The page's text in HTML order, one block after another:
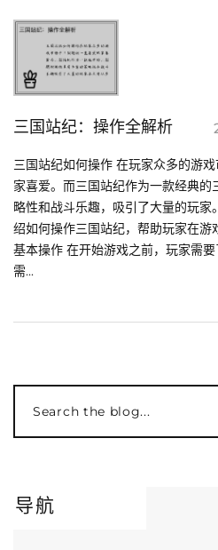
三国站纪：操作全解析
三国站纪如何操作 在玩家众多的游
家喜爱。而三国站纪作为一款经典
略性和战斗乐趣，吸引了大量的玩
绍如何操作三国站纪，帮助玩家在游
基本操作 在开始游戏之前，玩家需
需...
Search the blog...
导航